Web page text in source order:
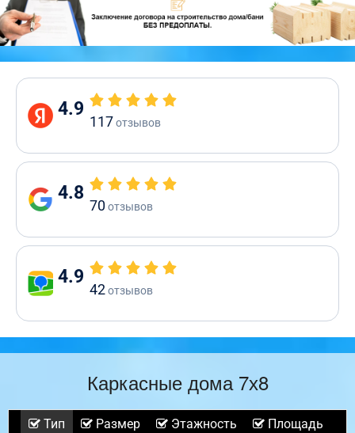
4.9
117отзывов
4.8
70отзывов
4.9
42отзывов
Каркасные дома 7х8
Тип Размер Этажность
Площадь